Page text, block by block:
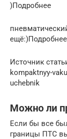
)Подробнее
ещё:)Подробнее
Источник
kompaktnyy-
uchebnik
Можно ли
Если бы все
границы ПТС